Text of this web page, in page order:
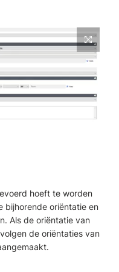
hoeft te worden
bijhorende oriëntatie en
. Als de oriëntatie van
de oriëntaties van